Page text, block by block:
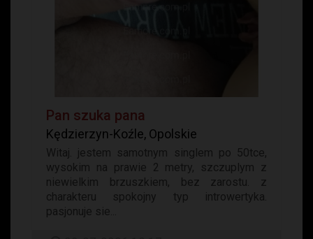
Pan szuka pana
Kędzierzyn-Koźle, Opolskie
Witaj. jestem samotnym singlem po 50tce,
wysokim na prawie 2 metry, szczuplym z
niewielkim brzuszkiem, bez zarostu. z
charakteru spokojny typ introwertyka.
pasjonuje sie...